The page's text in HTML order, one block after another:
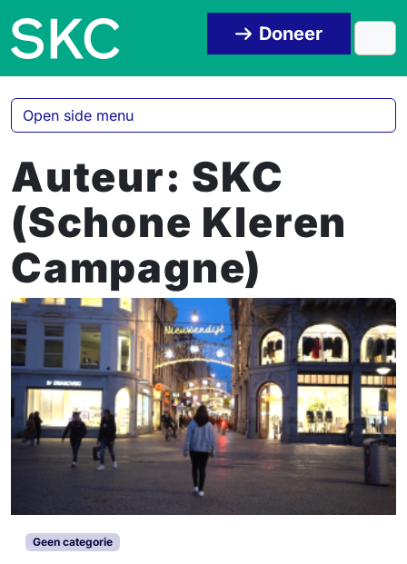
Doneer
Auteur: SKC
(Schone Kleren
Campagne)
Geen categorie
Open side menu